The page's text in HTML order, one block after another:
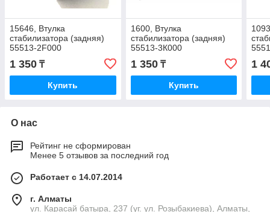
15646, Втулка
стабилизатора (задняя)
55513-2F000
1 350 ₸
Купить
1600, Втулка
стабилизатора (задняя)
55513-3К000
1 350₸
Купить
1
О нас
Рейтинг не сформирован
Менее 5 отзывов за последний год
Работает с 14.07.2014
г. Алматы
ул. Карасай батыра, 237 (уг. ул. Розыбакиева), Алматы,